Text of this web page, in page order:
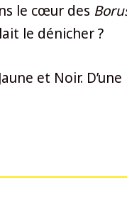
le cœur des
le dénicher ?
et Noir.